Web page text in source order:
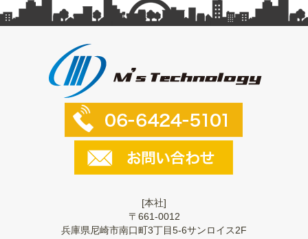
[本社]
〒661-0012
兵庫県尼崎市南口町3丁目5-6サンロイス2F